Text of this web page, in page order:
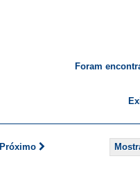
Foram
Próximo